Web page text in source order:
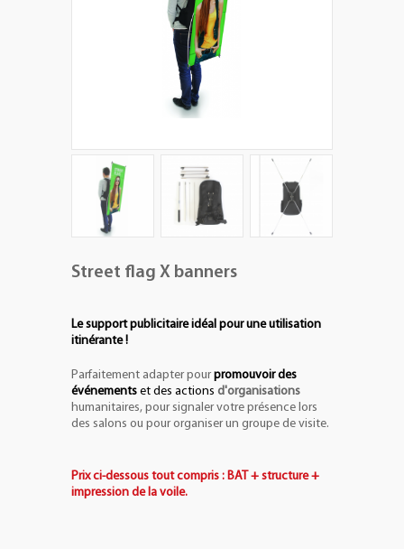
Street flag X banners
Le support publicitaire idéal pour une utilisation
itinérante !
Parfaitement adapter pourpromouvoir des
événements et des actions d'organisations
humanitaires, pour signaler votre présence lors
des salons ou pour organiser un groupe de visite.
Prix ci-dessous tout compris : BAT + structure +
impression de la voile.